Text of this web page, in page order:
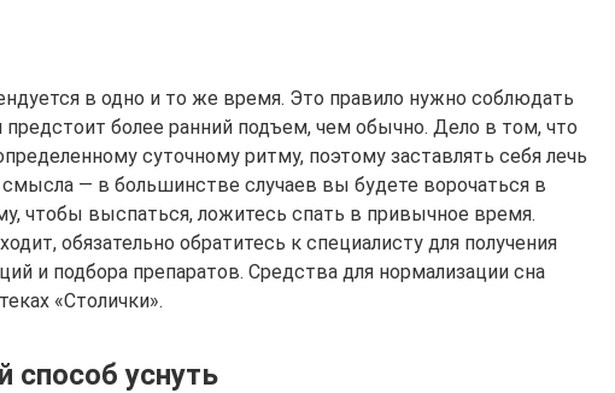
в одно и то же время. Это правило нужно соблюдать
предстоит более ранний подъем, чем обычно. Дело в том, что
суточному ритму, поэтому заставлять себя лечь
— в большинстве случаев вы будете ворочаться в
чтобы выспаться, ложитесь спать в привычное время.
обязательно обратитесь к специалисту для получения
и подбора препаратов. Средства для нормализации сна
«Столички».
уснуть